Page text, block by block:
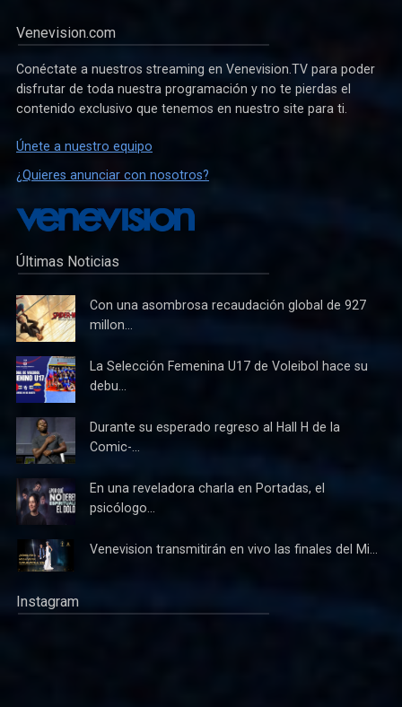
Venevision.com
Conéctate a nuestros streaming en Venevision.TV para poder
disfrutar de toda nuestra programación y no te pierdas el
contenido exclusivo que tenemos en nuestro site para ti.
Únete a nuestro equipo
¿Quieres anunciar con nosotros?
Últimas Noticias
Con una asombrosa recaudación global de 927
millon...
La Selección Femenina U17 de Voleibol hace su
debu...
Durante su esperado regreso al Hall H de la
Comic-...
En una reveladora charla en Portadas, el
psicólogo...
Venevision transmitirán en vivo las finales del Mi...
Instagram